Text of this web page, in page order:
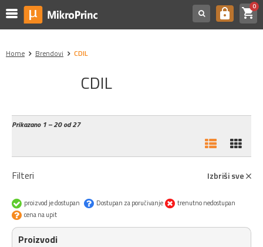
https shopping_cart0
Home Brendovi CDIL
CDIL
Prikazano1 – 20 od 27
Filteri Izbriši sve
proizvod je dostupan Dostupan za poručivanje
trenutno nedostupan
cena na upit
Proizvodi